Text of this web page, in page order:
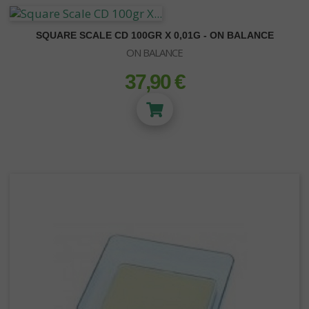
NEON-T5
Kit Turbo Neon
Kit T5
Tubes Néons - T5
SQUARE SCALE CD 100GR X 0,01G - ON BALANCE
ON BALANCE
prix
37,90 €